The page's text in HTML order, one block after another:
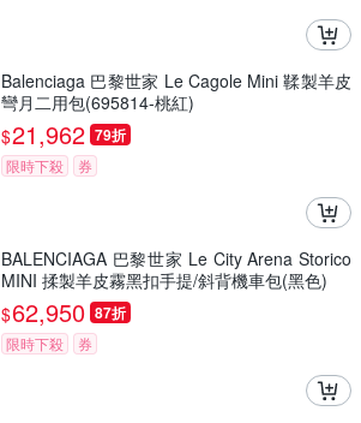
Balenciaga 巴黎世家 Le Cagole Mini 鞣製羊皮
彎月二用包(695814-桃紅)
$21,962 79折
限時下殺 券
BALENCIAGA 巴黎世家 Le City Arena Storico
MINI 揉製羊皮霧黑扣手提/斜背機車包(黑色)
$62,950 87折
限時下殺 券